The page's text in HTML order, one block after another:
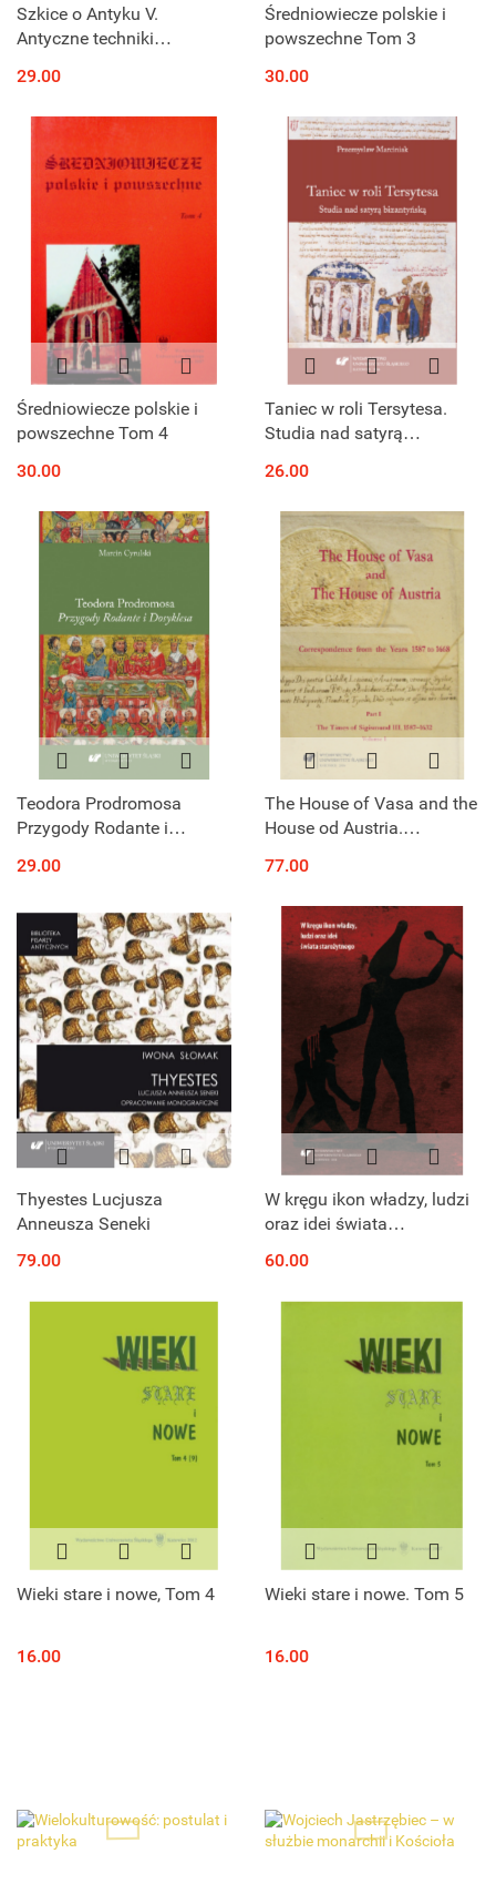
Szkice o Antyku V.
Antyczne techniki
29.00
Średniowiecze polskie i
powszechne Tom 3
30.00
Średniowiecze polskie i
powszechne Tom 4
30.00
Taniec w roli Tersytesa.
Studia nad satyrą
26.00
Teodora Prodromosa
Przygody Rodante i
29.00
The House of Vasa and the
House od Austria.
Years 1587 to 1668. Part I
1587 - 1632
77.00
Thyestes Lucjusza
Anneusza Seneki
79.00
W kręgu ikon władzy, ludzi
oraz idei świata
60.00
Wieki stare i nowe, Tom 4
16.00
Wieki stare i nowe. Tom 5
16.00